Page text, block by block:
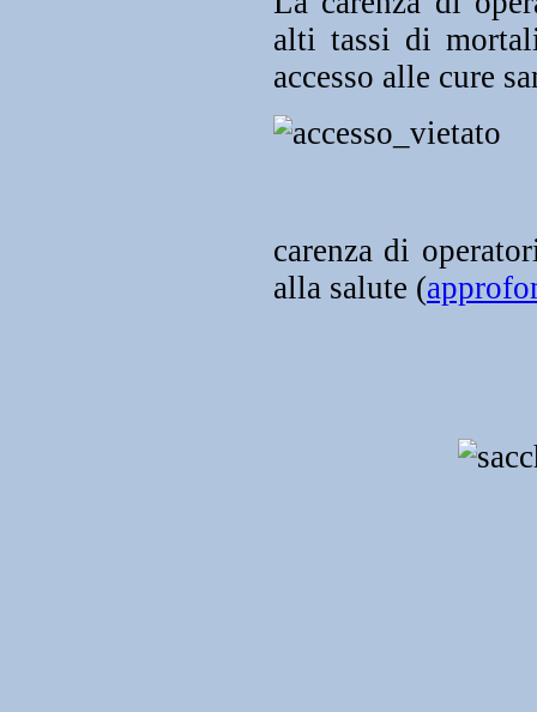
alti tassi di
accesso alle cure
carenza di
alla salute (